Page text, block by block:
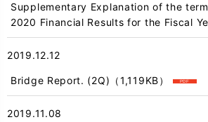
Supplementary Explanation of the
2020 Financial Results for the Fiscal
2019.12.12
Bridge Report. (2Q) （1,119KB）
2019.11.08